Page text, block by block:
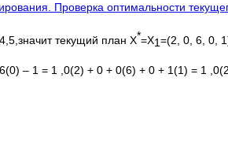
Проверка оптимальности
текущий план Х*=Х1=(2, 0, 6, 0,
– 1 = 1 ,0(2) + 0 + 0(6) + 0 + 1(1) = 1